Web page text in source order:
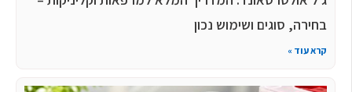
בחירה, סוגים ושימוש נכון
קרא עוד »